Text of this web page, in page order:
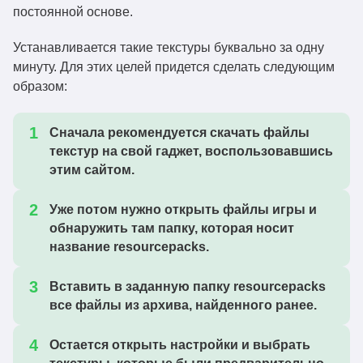
Dramatic Skys Demo 1.5.3.20.zip
Dramatic Skys Demo 1.5.3.19.zip 1.20.4
Dramatic Skys Demo 1.5.3.18.zip
Dramatic Skys Demo 1.5.3.17.zip 1.20.4
Dramatic Skys Demo 1.5.3.15.zip 1.20.4
постоянной основе.
Устанавливается такие текстуры буквально за одну
минуту. Для этих целей придется сделать следующим
образом:
Сначала рекомендуется скачать файлы
текстур на свой гаджет, воспользовавшись
этим сайтом.
Уже потом нужно открыть файлы игры и
обнаружить там папку, которая носит
название resourcepacks.
Вставить в заданную папку resourcepacks
все файлы из архива, найденного ранее.
Остается открыть настройки и выбрать